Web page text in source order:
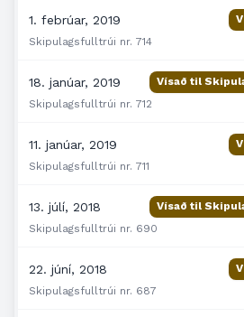
1. febrúar, 2019
Skipulagsfulltrúi nr. 714
18. janúar, 2019
Vísað til
Skipulagsfulltrúi nr. 712
11. janúar, 2019
Skipulagsfulltrúi nr. 711
13. júlí, 2018
Vísað til
Skipulagsfulltrúi nr. 690
22. júní, 2018
Skipulagsfulltrúi nr. 687